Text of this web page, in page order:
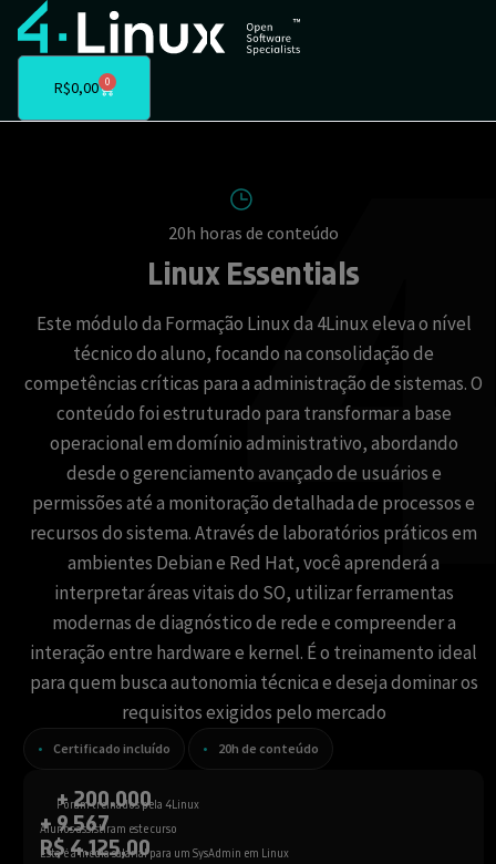
R$0,00 0
20h horas de conteúdo
Linux Essentials
Este módulo da Formação Linux da 4Linux eleva o nível
técnico do aluno, focando na consolidação de
competências críticas para a administração de sistemas. O
conteúdo foi estruturado para transformar a base
operacional em domínio administrativo, abordando
desde o gerenciamento avançado de usuários e
permissões até a monitoração detalhada de processos e
recursos do sistema. Através de laboratórios práticos em
ambientes Debian e Red Hat, você aprenderá a
interpretar áreas vitais do SO, utilizar ferramentas
modernas de diagnóstico de rede e compreender a
interação entre hardware e kernel. É o treinamento ideal
para quem busca autonomia técnica e deseja dominar os
requisitos exigidos pelo mercado
Certificado incluído 20h de conteúdo
+ 200.000
Foram treinados pela 4Linux
+ 9.567
Alunos assistiram este curso
R$ 4.125,00
Esta é a média salarial para um SysAdmin em Linux